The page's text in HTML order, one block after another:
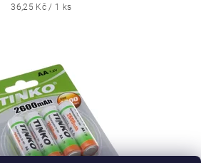
36,25 Kč / 1 ks